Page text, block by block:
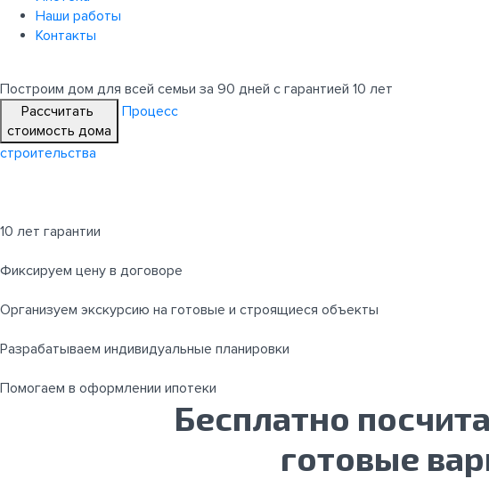
Наши работы
Контакты
Построим дом для всей семьи за 90 дней с гарантией 10 лет
Рассчитать
стоимость дома
Процесс
строительства
10 лет гарантии
Фиксируем цену в договоре
Организуем экскурсию на готовые и строящиеся объекты
Разрабатываем индивидуальные планировки
Помогаем в оформлении ипотеки
Бесплатно
готовые